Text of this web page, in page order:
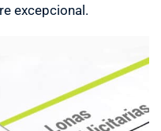
excepcional.